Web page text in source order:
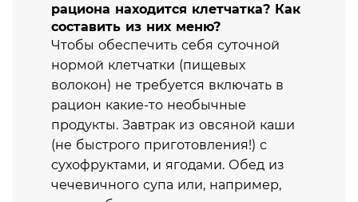
рациона находится клетчатка? Как
составить из них меню?
Чтобы обеспечить себя суточной
нормой клетчатки (пищевых
волокон) не требуется включать в
рацион какие-то необычные
продукты. Завтрак из овсяной каши
(не быстрого приготовления!) с
сухофруктами, и ягодами. Обед из
чечевичного супа или, например,